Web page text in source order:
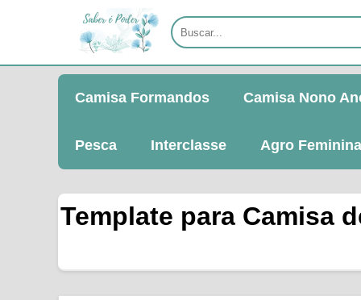
Camisa Formandos Camisa Nono
Pesca Interclasse Agro Feminina
Template para Camisa